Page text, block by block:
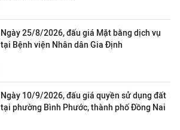
Ngày 25/8/2026, đấu giá Mặt bằng dịch vụ
tại Bệnh viện Nhân dân Gia Định
Ngày 10/9/2026, đấu giá quyền sử dụng đất
tại phường Bình Phước, thành phố Đồng Nai